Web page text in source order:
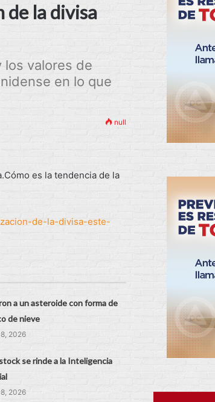
de la divisa
los valores de
en lo que
null
es la tendencia de la
de-la-divisa-este-
a un asteroide con forma de
de nieve
2026
se rinde a la Inteligencia
2026